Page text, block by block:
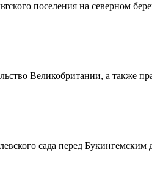
поселения на северном
Великобритании, а также
сада перед Букингемским